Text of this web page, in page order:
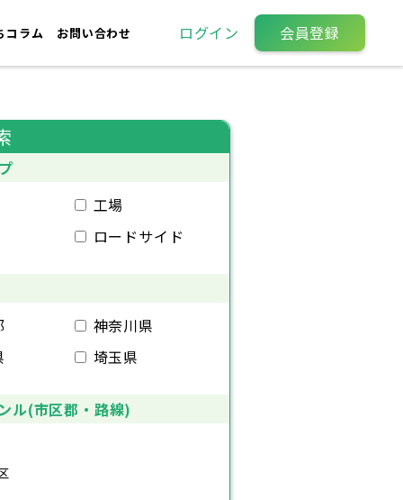
コラム お問い合わせ ログイン 会員登録
工場
ロードサイド
神奈川県
埼玉県
ル(市区郡・路線)